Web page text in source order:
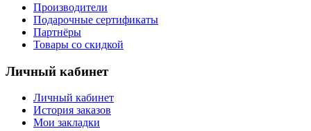
Производители
Подарочные сертификаты
Партнёры
Товары со скидкой
Личный кабинет
Личный кабинет
История заказов
Мои закладки